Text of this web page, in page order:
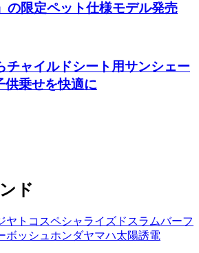
の限定ペット仕様モデル発売
チャイルドシート用サンシェー
供乗せを快適に
ド
ヤトコ スペシャライズド スラムバーフ
ボッシュ ホンダヤマハ太陽誘電